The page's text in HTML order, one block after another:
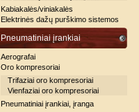
Kabiakalės/viniakalės
Elektrinės dažų purškimo sistemos
Pneumatiniai įrankiai
Aerografai
Oro kompresoriai
Trifaziai oro kompresoriai
Vienfaziai oro kompresoriai
Pneumatiniai įrankiai, įranga